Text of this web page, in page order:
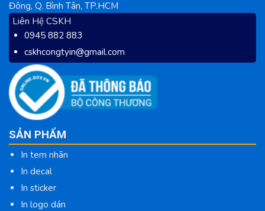
Đông, Q. Bình Tân, TP.HCM
Liên Hệ CSKH
0945 882 883
cskhcongtyin@gmail.com
SẢN PHẨM
In tem nhãn
In decal
In sticker
In logo dán